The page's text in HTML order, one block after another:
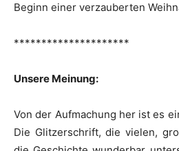
Beginn einer verzauberten
*********************
Unsere Meinung:
Von der Aufmachung her ist es
Die Glitzerschrift, die vielen,